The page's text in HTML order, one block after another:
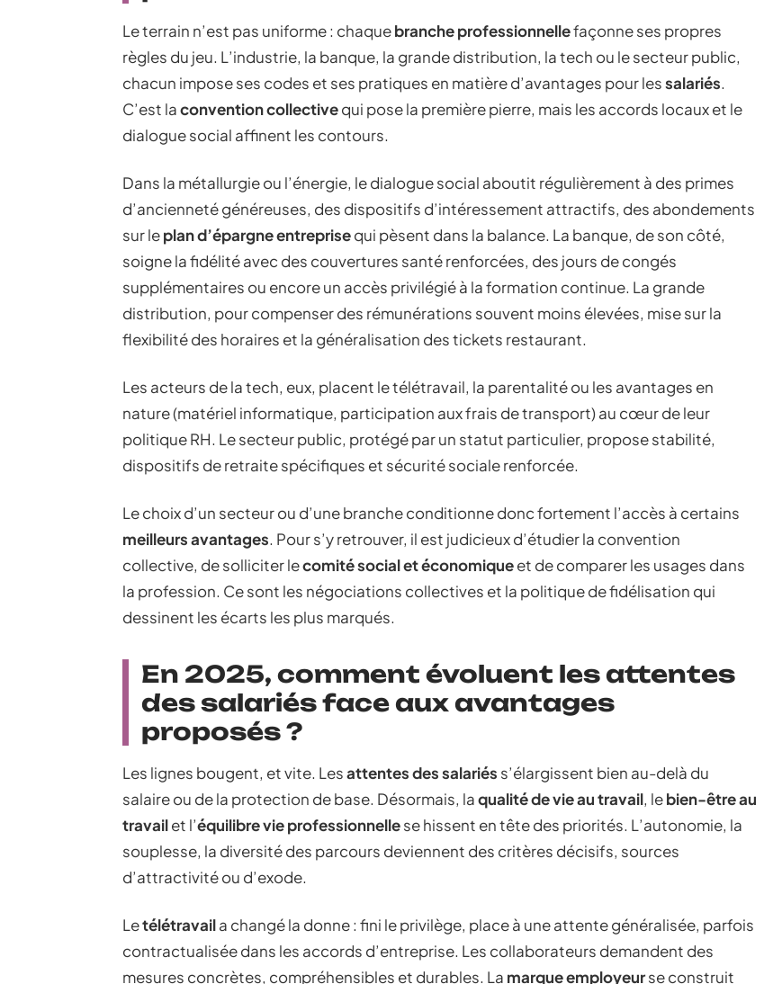
Le terrain n’est pas uniforme : chaquebranche professionnellefaçonne ses propres
règles du jeu. L’industrie, la banque, la grande distribution, la tech ou le secteur public,
chacun impose ses codes et ses pratiques en matière d’avantages pour lessalariés.
C’est laconvention collectivequi pose la première pierre, mais les accords locaux et le
dialogue social affinent les contours.
Dans la métallurgie ou l’énergie, le dialogue social aboutit régulièrement à des primes
d’ancienneté généreuses, des dispositifs d’intéressement attractifs, des abondements
sur leplan d’épargne entreprisequi pèsent dans la balance. La banque, de son côté,
soigne la fidélité avec des couvertures santé renforcées, des jours de congés
supplémentaires ou encore un accès privilégié à la formation continue. La grande
distribution, pour compenser des rémunérations souvent moins élevées, mise sur la
flexibilité des horaires et la généralisation des tickets restaurant.
Les acteurs de la tech, eux, placent le télétravail, la parentalité ou les avantages en
nature (matériel informatique, participation aux frais de transport) au cœur de leur
politique RH. Le secteur public, protégé par un statut particulier, propose stabilité,
dispositifs de retraite spécifiques et sécurité sociale renforcée.
Le choix d’un secteur ou d’une branche conditionne donc fortement l’accès à certains
meilleurs avantages. Pour s’y retrouver, il est judicieux d’étudier la convention
collective, de solliciter lecomité social et économiqueet de comparer les usages dans
la profession. Ce sont les négociations collectives et la politique de fidélisation qui
dessinent les écarts les plus marqués.
En 2025, comment évoluent les attentes
des salariés face aux avantages
proposés ?
Les lignes bougent, et vite. Lesattentes des salariés s’élargissent bien au-delà du
salaire ou de la protection de base. Désormais, laqualité de vie au travail, lebien-être au
travailet l’équilibre vie professionnellese hissent en tête des priorités. L’autonomie, la
souplesse, la diversité des parcours deviennent des critères décisifs, sources
d’attractivité ou d’exode.
Letélétravaila changé la donne : fini le privilège, place à une attente généralisée, parfois
contractualisée dans les accords d’entreprise. Les collaborateurs demandent des
mesures concrètes, compréhensibles et durables. La marque employeurse construit